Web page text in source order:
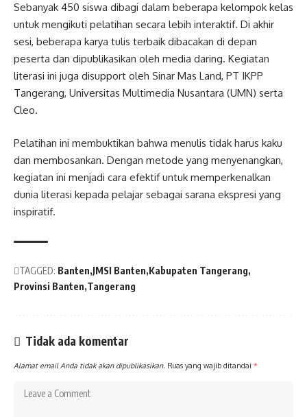
Sebanyak 450 siswa dibagi dalam beberapa kelompok kelas
untuk mengikuti pelatihan secara lebih interaktif. Di akhir
sesi, beberapa karya tulis terbaik dibacakan di depan
peserta dan dipublikasikan oleh media daring. Kegiatan
literasi ini juga disupport oleh Sinar Mas Land, PT IKPP
Tangerang, Universitas Multimedia Nusantara (UMN) serta
Cleo.
Pelatihan ini membuktikan bahwa menulis tidak harus kaku
dan membosankan. Dengan metode yang menyenangkan,
kegiatan ini menjadi cara efektif untuk memperkenalkan
dunia literasi kepada pelajar sebagai sarana ekspresi yang
inspiratif.
TAGGED: Banten JMSI Banten Kabupaten Tangerang
Provinsi Banten Tangerang
Tidak ada komentar
Alamat email Anda tidak akan dipublikasikan. Ruas yang wajib ditandai *